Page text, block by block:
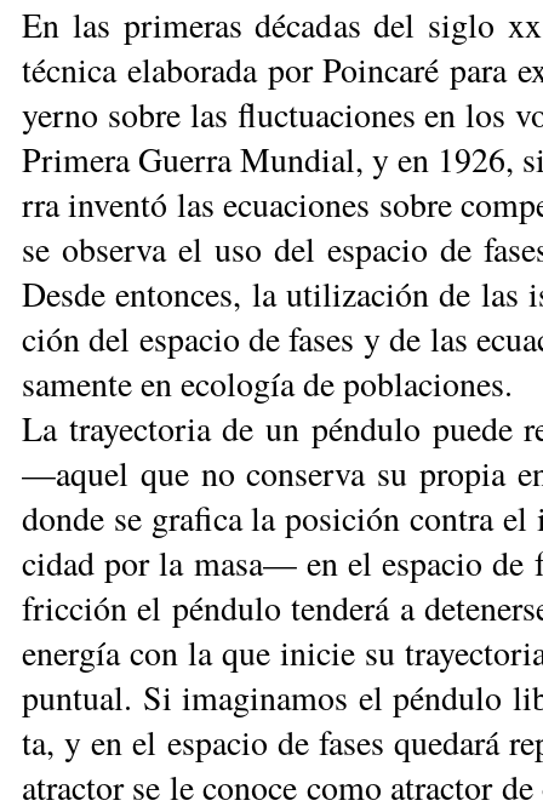
En las pri­me­ras dé­ca­das del si­glo
téc­ni­ca elaborada por Poin­ca­ré para
yer­no so­bre las fluc­tua­cio­nes en los
Pri­me­ra Gue­rra Mun­dial, y en 1926,
rra in­ven­tó las ecua­cio­nes so­bre
se ob­ser­va el uso del es­pa­cio de
Des­de en­ton­ces, la uti­li­za­ción de las
ción del es­pa­cio de fa­ses y de las
sa­men­te en eco­lo­gía de po­bla­cio­nes.
La tra­yec­to­ria de un pén­du­lo pue­de
—aquel que no con­ser­va su pro­pia
don­de se gra­fi­ca la po­si­ción con­tra
ci­dad por la ma­sa— en el es­pa­cio de
fric­ción el pén­du­lo ten­de­rá a
ener­gía con la que ini­cie su
pun­tual. Si ima­gi­na­mos el pén­du­lo
ta, y en el es­pa­cio de fa­ses que­da­rá
atrac­tor se le co­no­ce co­mo atrac­tor